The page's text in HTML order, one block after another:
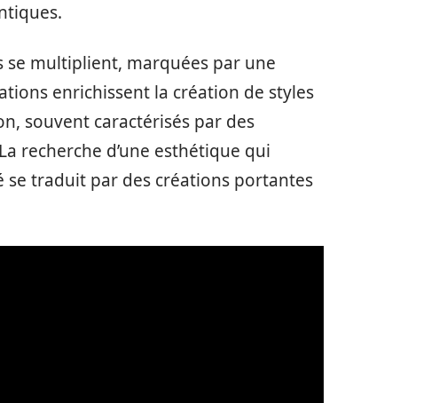
multiplient, marquées par une
enrichissent la création de styles
souvent caractérisés par des
recherche d’une esthétique qui
traduit par des créations portantes